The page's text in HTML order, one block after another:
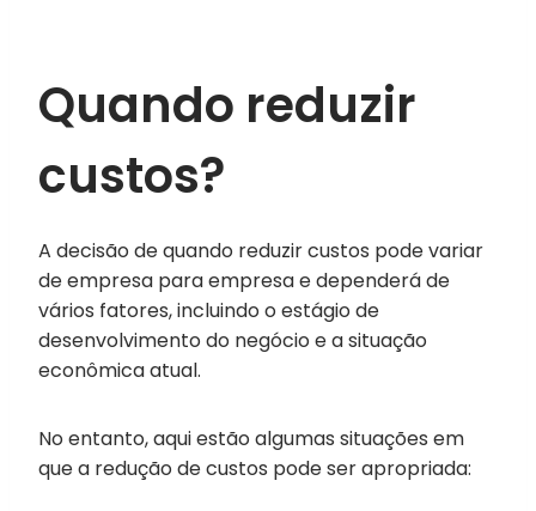
Quando reduzir
custos?
A decisão de quando reduzir custos pode variar
de empresa para empresa e dependerá de
vários fatores, incluindo o estágio de
desenvolvimento do negócio e a situação
econômica atual.
No entanto, aqui estão algumas situações em
que a redução de custos pode ser apropriada: